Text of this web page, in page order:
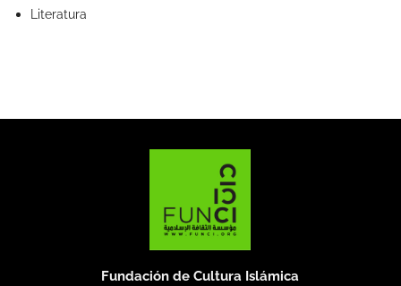
Literatura
Fundación de Cultura Islámica